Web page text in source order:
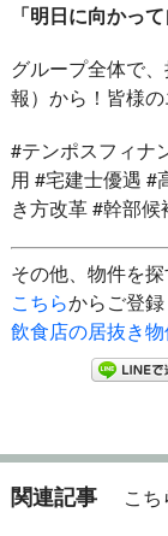
「明日に向かっ
グループ全体で
報）から！皆様
#テンポスフィナ
用 #宅建士優遇 #
き方改革 #幹部候
その他、物件を
こちらからご登録
飲食店の居抜き
関連記事 こ